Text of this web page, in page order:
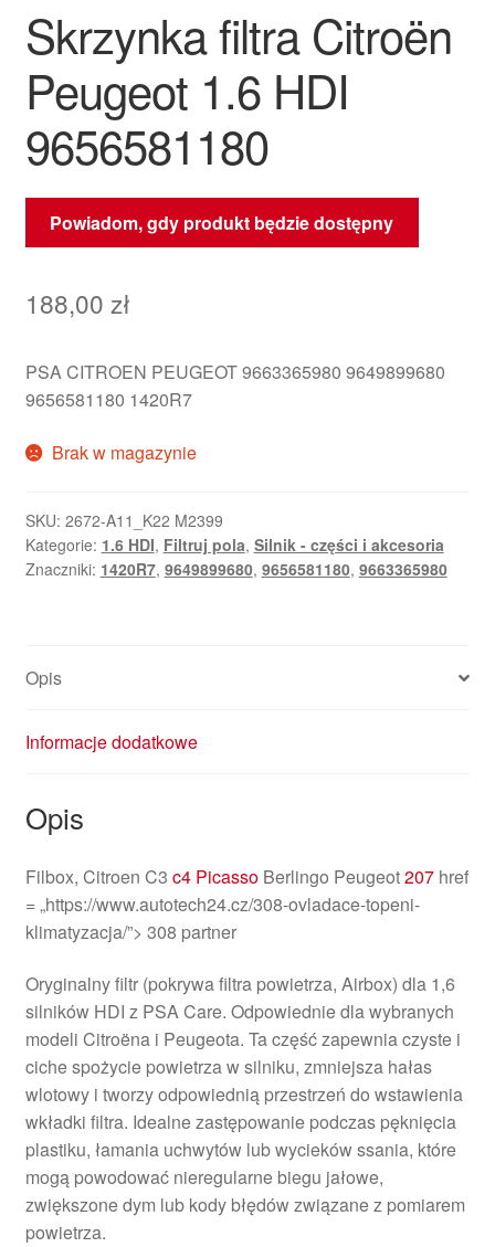
Zamówienia
Zasady i warunki
Skrzynka filtra Citroën
Peugeot 1.6 HDI
9656581180
Powiadom, gdy produkt będzie dostępny
188,00 zł
PSA CITROEN PEUGEOT 9663365980 9649899680
9656581180 1420R7
Brak w magazynie
SKU: 2672-A11_K22 M2399
Kategorie: 1.6 HDI, Filtruj pola, Silnik - części i akcesoria
Znaczniki: 1420R7, 9649899680, 9656581180, 9663365980
Opis
Informacje dodatkowe
Opis
Filbox, Citroen C3 c4 Picasso Berlingo Peugeot207 href
= „https://www.autotech24.cz/308-ovladace-topeni-
klimatyzacja/”> 308 partner
Oryginalny filtr (pokrywa filtra powietrza, Airbox) dla 1,6
silników HDI z PSA Care. Odpowiednie dla wybranych
modeli Citroëna i Peugeota. Ta część zapewnia czyste i
ciche spożycie powietrza w silniku, zmniejsza hałas
wlotowy i tworzy odpowiednią przestrzeń do wstawienia
wkładki filtra. Idealne zastępowanie podczas pęknięcia
plastiku, łamania uchwytów lub wycieków ssania, które
mogą powodować nieregularne biegu jałowe,
zwiększone dym lub kody błędów związane z pomiarem
powietrza.